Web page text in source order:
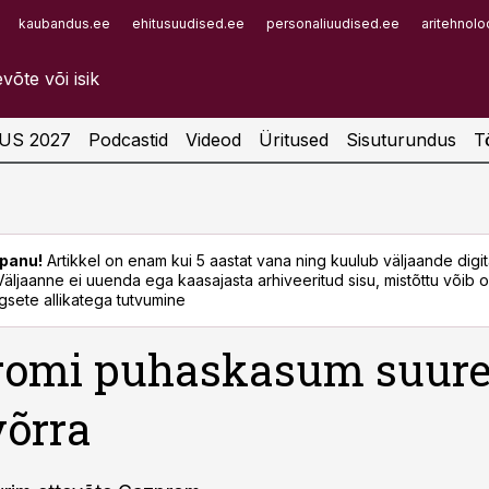
kaubandus.ee ehitusuudised.ee personaliuudised.ee
Infopank
2027 Podcastid Videod Üritused Sisuturundus
Artikkel on enam kui 5 aastat vana ning kuulub väljaande
ei uuenda ega kaasajasta arhiveeritud sisu, mistõttu võib
allikatega tutvumine
puhaskasum